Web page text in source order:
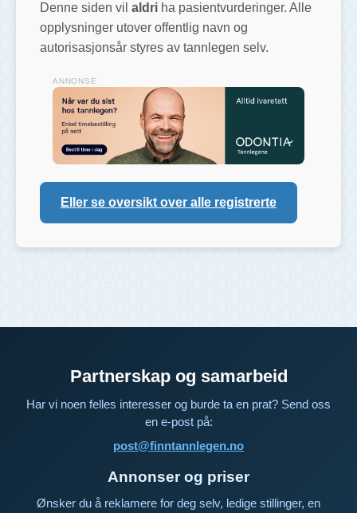
Denne siden vil aldri ha pasientvurderinger. Alle
opplysninger utover offentlig navn og
autorisasjonsår styres av tannlegen selv.
ANNONSE
Eller se oversikt over alle registrerte
Partnerskap og samarbeid
Har vi noen felles interesser og burde ta en prat? Send oss
en e-post på:
post@finntannlegen.no
Annonser og priser
Ønsker du å reklamere for deg selv, ledige stillinger, en